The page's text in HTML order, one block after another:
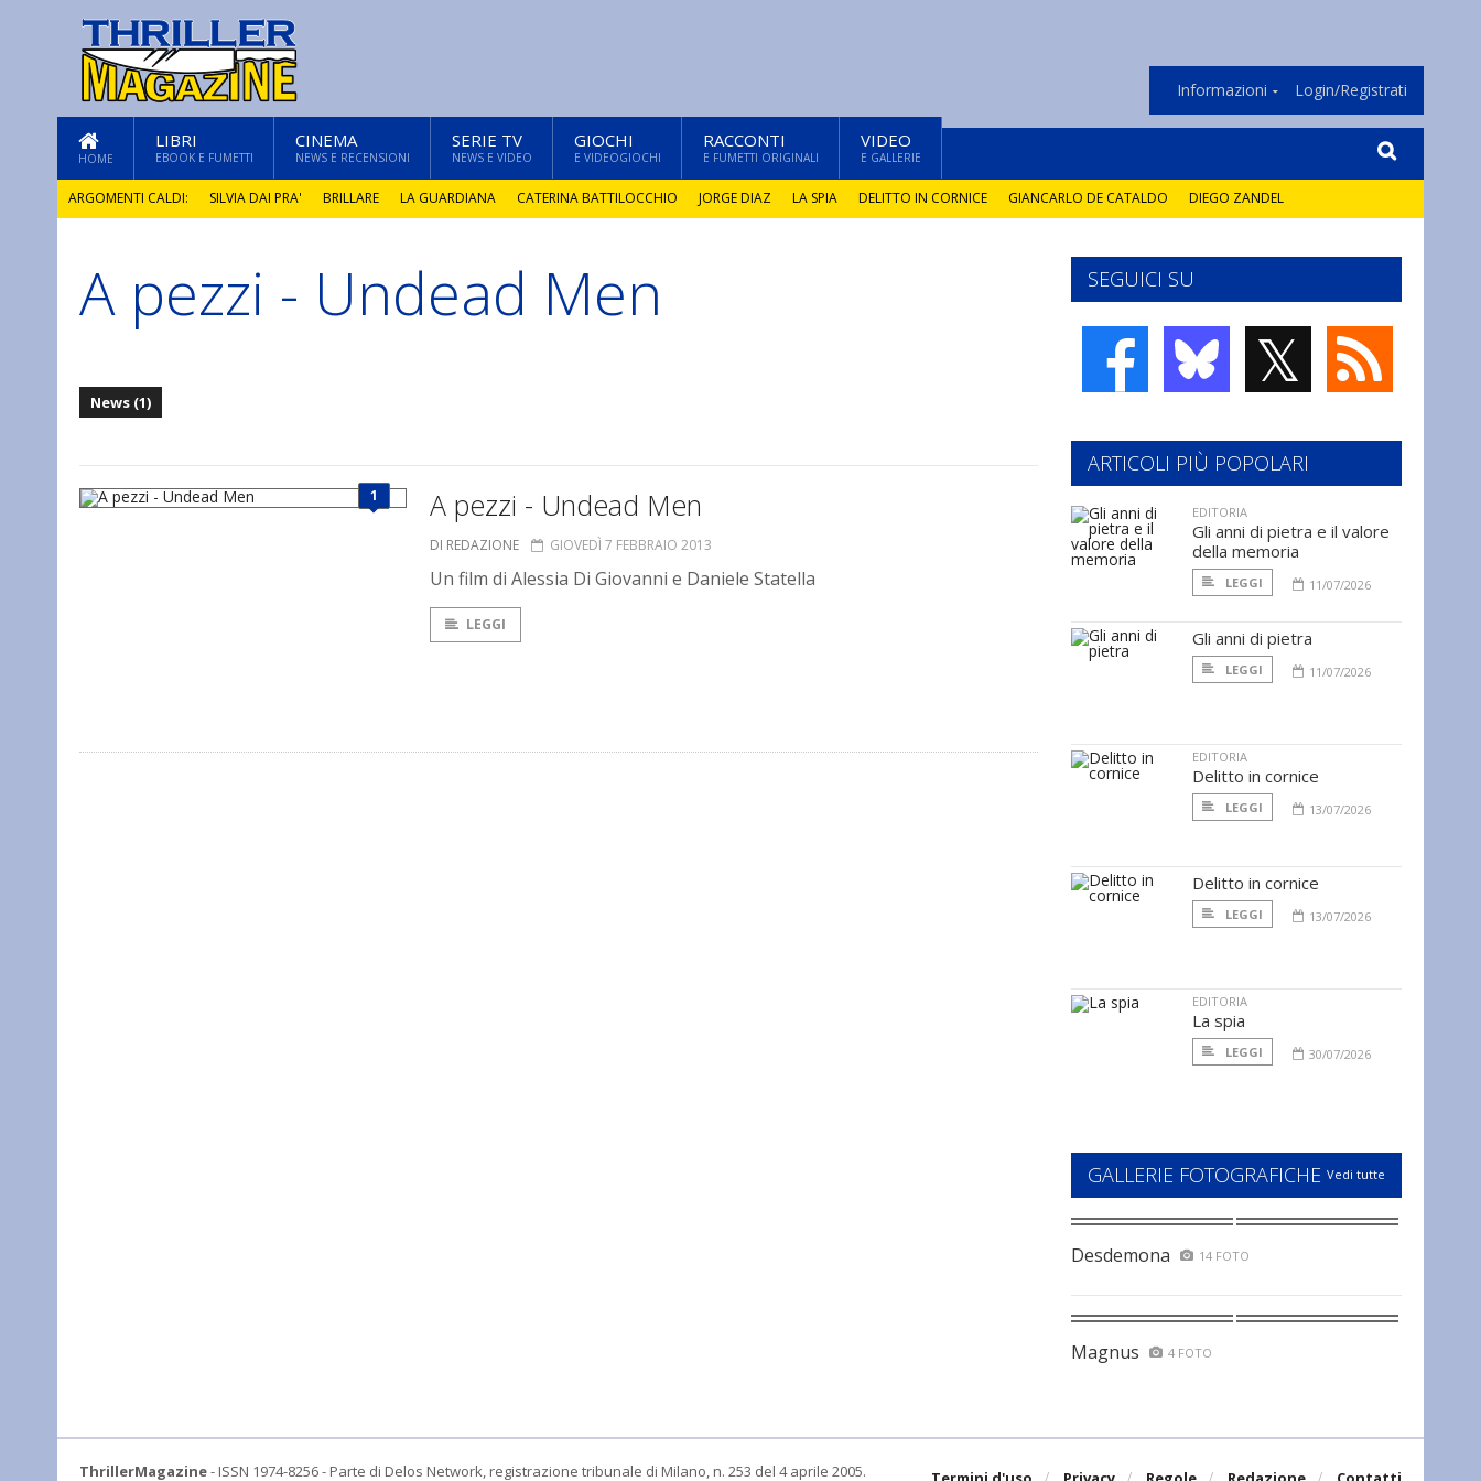
Informazioni Login/Registrati
HOME
LIBRI
EBOOK E FUMETTI
CINEMA
NEWS E RECENSIONI
SERIE TV
NEWS E VIDEO
GIOCHI
E VIDEOGIOCHI
RACCONTI
E FUMETTI ORIGINALI
VIDEO
E GALLERIE
ARGOMENTI CALDI: SILVIA DAI PRA' BRILLARE LA GUARDIANA CATERINA BATTILOCCHIO JORGE DIAZ LA SPIA DELITTO IN CORNICE GIANCARLO DE CATALDO DIEGO ZANDEL
A pezzi - Undead Men
News (1)
1 A pezzi - Undead Men
DI REDAZIONE GIOVEDÌ 7 FEBBRAIO 2013
Un film di Alessia Di Giovanni e Daniele Statella
LEGGI
SEGUICI SU
𝕏
ARTICOLI PIÙ POPOLARI
EDITORIA
Gli anni di pietra e il valore
della memoria
LEGGI 11/07/2026
Gli anni di pietra
LEGGI 11/07/2026
EDITORIA
Delitto in cornice
LEGGI 13/07/2026
Delitto in cornice
LEGGI 13/07/2026
EDITORIA
La spia
LEGGI 30/07/2026
GALLERIE FOTOGRAFICHE Vedi tutte
Desdemona 14 FOTO
Magnus 4 FOTO
ThrillerMagazine- ISSN 1974-8256 - Parte di Delos Network, registrazione tribunale di Milano, n. 253 del 4 aprile 2005.